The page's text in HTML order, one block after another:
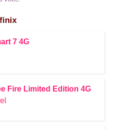
7 4G
Fire Limited Edition 4G